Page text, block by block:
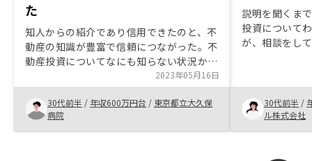
た
知人からの紹介であり信用できたのと、不
動産の知識が豊富で信頼につながった。不
動産投資についてなにも知らない状況から
であったが勉強しながら安心して物件を購
入できた。 アプリでの管理やサポート体
制も整っており、購入後のサービスも納得
できるものであった。
2023年05月16日
30代前半 / 年収600万円台 / 東京都立大久保
病院
説明を聞くま
投資について
が、相談をし
始めた方がい
30代前半 /
ル株式会社